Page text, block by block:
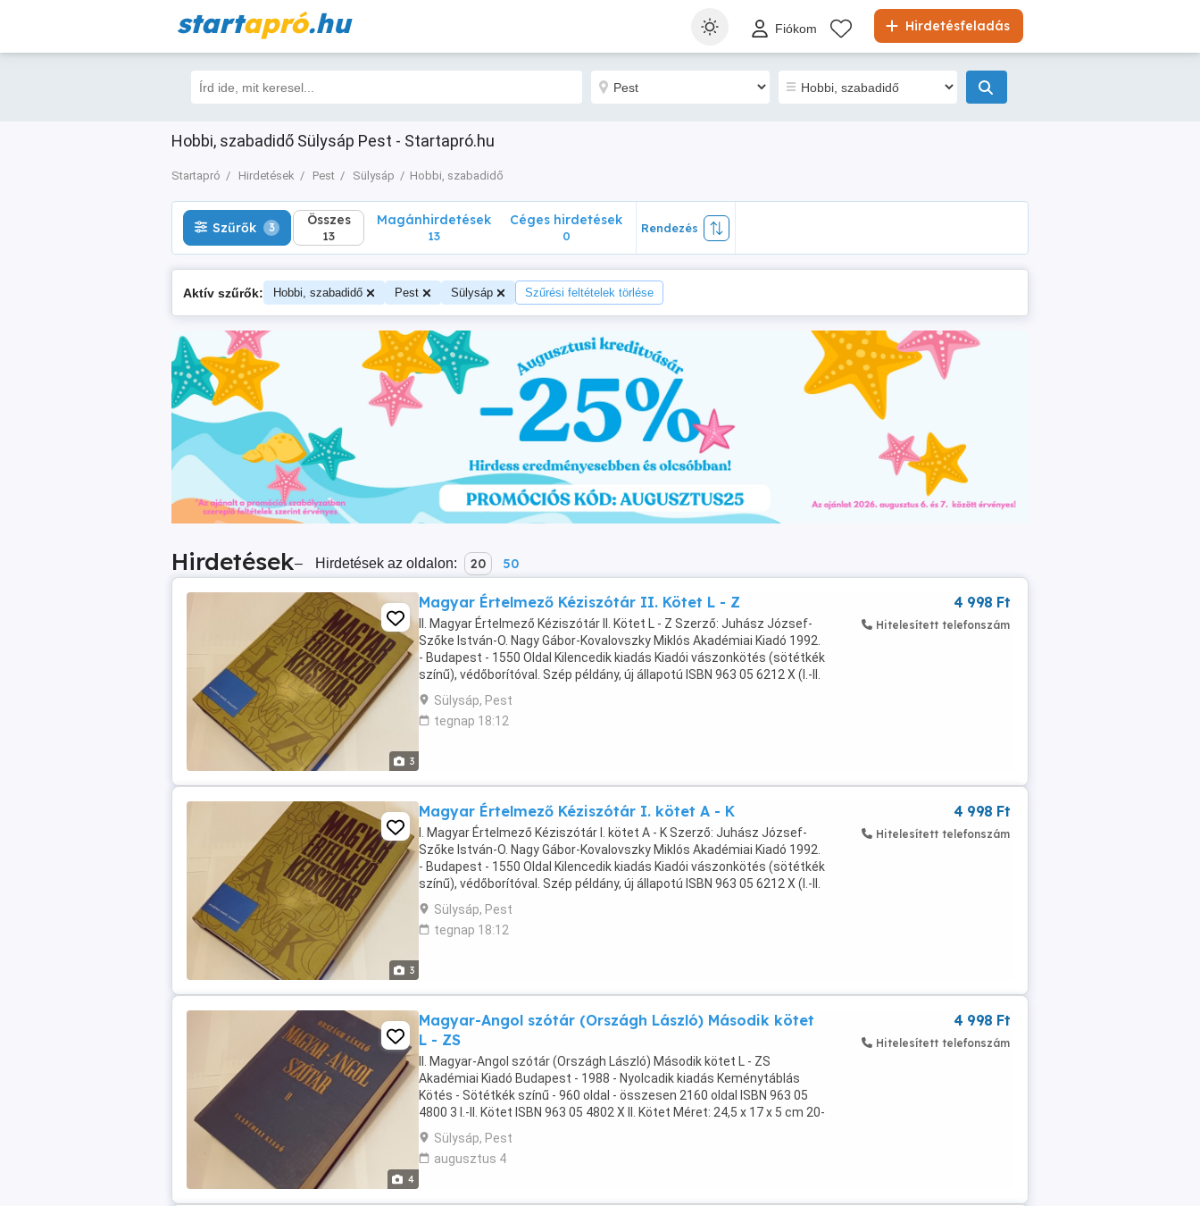
startapró.hu Hirdetésfeladás
Fiókom
Hobbi, szabadidő Sülysáp Pest - Startapró.hu
Startapró Hirdetések Pest Sülysáp Hobbi, szabadidő
Szűrők 3 Összes
13
Szűrők 3 Összes
13
Magánhirdetések
13
Céges hirdetések
0
Rendezés
Aktív szűrők: Hobbi, szabadidő Pest Sülysáp Szűrési feltételek törlése
Hirdetések– Hirdetések az oldalon: 20 50
3
Magyar Értelmező Kéziszótár II. Kötet L - Z
II. Magyar Értelmező Kéziszótár II. Kötet L - Z Szerző: Juhász József-
Szőke István-O. Nagy Gábor-Kovalovszky Miklós Akadémiai Kiadó 1992.
- Budapest - 1550 Oldal Kilencedik kiadás Kiadói vászonkötés (sötétkék
színű), védőborítóval. Szép példány, új állapotú ISBN 963 05 6212 X (I.-II.
kötet) ISBN 963 ...
Sülysáp, Pest
tegnap 18:12
4 998 Ft
Hitelesített telefonszám
3
Magyar Értelmező Kéziszótár I. kötet A - K
I. Magyar Értelmező Kéziszótár I. kötet A - K Szerző: Juhász József-
Szőke István-O. Nagy Gábor-Kovalovszky Miklós Akadémiai Kiadó 1992.
- Budapest - 1550 Oldal Kilencedik kiadás Kiadói vászonkötés (sötétkék
színű), védőborítóval. Szép példány, új állapotú ISBN 963 05 6212 X (I.-II.
kötet) ISBN 963 05 ...
Sülysáp, Pest
tegnap 18:12
4 998 Ft
Hitelesített telefonszám
4
Magyar-Angol szótár (Országh László) Második kötet
L - ZS
II. Magyar-Angol szótár (Országh László) Második kötet L - ZS
Akadémiai Kiadó Budapest - 1988 - Nyolcadik kiadás Keménytáblás
Kötés - Sötétkék színű - 960 oldal - összesen 2160 oldal ISBN 963 05
4800 3 I.-II. Kötet ISBN 963 05 4802 X II. Kötet Méret: 24,5 x 17 x 5 cm 20-
213-7510
Sülysáp, Pest
augusztus 4
4 998 Ft
Hitelesített telefonszám